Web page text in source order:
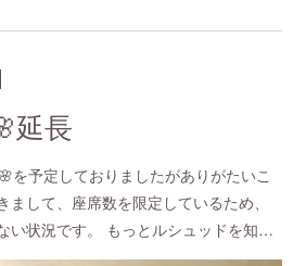
延長
を予定しておりましたがありがたいこ
まして、座席数を限定しているため、
い状況です。 もっとルシュッドを知…